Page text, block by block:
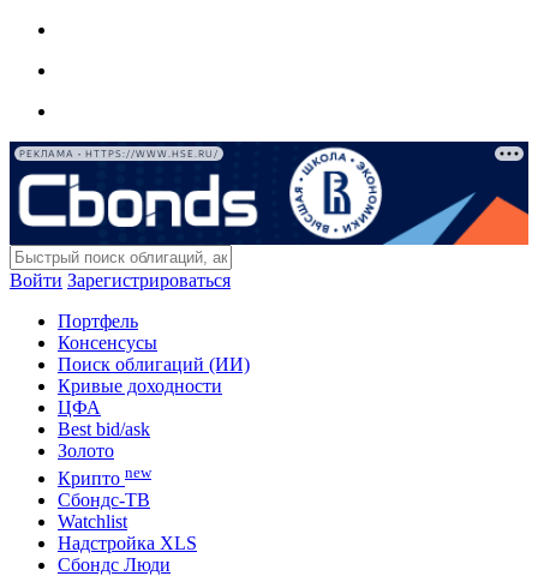
РЕКЛАМА • HTTPS://WWW.HSE.RU/
Войти Зарегистрироваться
Портфель
Консенсусы
Поиск облигаций (ИИ)
Кривые доходности
ЦФА
Best bid/ask
Золото
Крипто new
Сбондс-ТВ
Watchlist
Надстройка XLS
Сбондс Люди